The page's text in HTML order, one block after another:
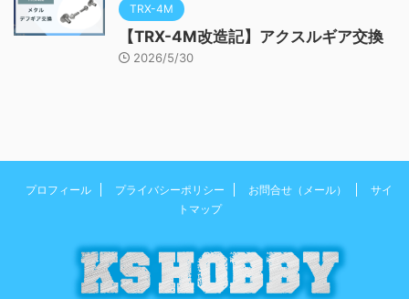
TRX-4M
【TRX-4M改造記】アクスルギア交換
2026/5/30
プロフィール プライバシーポリシー お問合せ（メール）
サイ
トマップ